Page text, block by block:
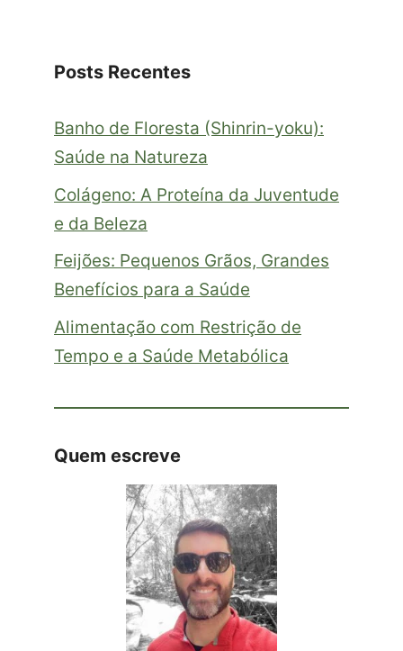
Posts Recentes
Banho de Floresta (Shinrin-yoku):
Saúde na Natureza
Colágeno: A Proteína da Juventude
e da Beleza
Feijões: Pequenos Grãos, Grandes
Benefícios para a Saúde
Alimentação com Restrição de
Tempo e a Saúde Metabólica
Quem escreve